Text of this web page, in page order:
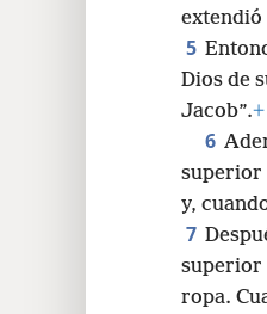
extendió
5
Dios de
Jacob”.+
6
superior
y,
7
superior
ropa.